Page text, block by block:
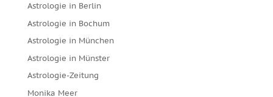
Astrologie in Berlin
Astrologie in Bochum
Astrologie in München
Astrologie in Münster
Astrologie-Zeitung
Monika Meer